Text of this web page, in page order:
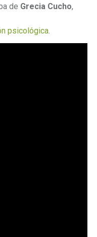
de Grecia Cucho,
psicológica.